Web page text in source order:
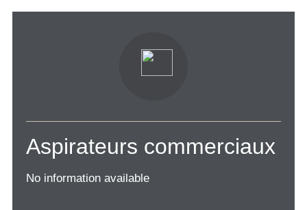
Aspirateurs commerciaux
No information available